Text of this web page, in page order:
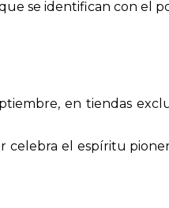
se identifican con el
en tiendas
el espíritu